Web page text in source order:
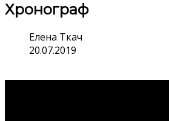
Хронограф
Елена Ткач
20.07.2019